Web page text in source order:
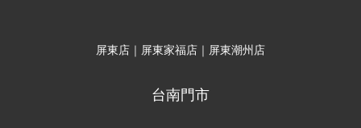
屏東店｜屏東家福店｜屏東潮州店
台南門市